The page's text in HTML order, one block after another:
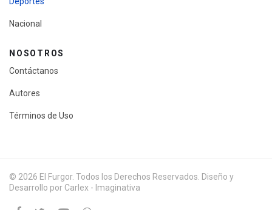
Nacional
NOSOTROS
Contáctanos
Autores
Términos de Uso
© 2026 El Furgor. Todos los Derechos Reservados. Diseño y
Desarrollo por Carlex - Imaginativa